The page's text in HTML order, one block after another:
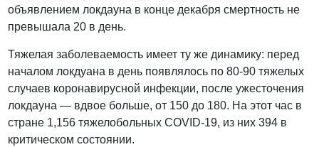
объявлением локдауна в конце декабря смертность не
превышала 20 в день.
Тяжелая заболеваемость имеет ту же динамику: перед
началом локдуана в день появлялось по 80-90 тяжелых
случаев коронавирусной инфекции, после ужесточения
локдауна — вдвое больше, от 150 до 180. На этот час в
стране 1,156 тяжелобольных COVID-19, из них 394 в
критическом состоянии.